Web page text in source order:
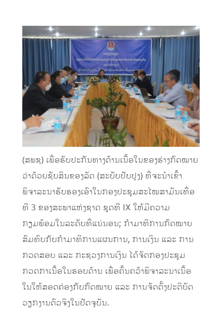
(ສພຊ) ເພື່ອຮັບປະກັນທາງດ້ານເນື້ອໃນຂອງຮ່າງກົດໝາຍ
ວ່າດ້ວຍຊັບສິນຂອງລັດ (ສະບັບປັບປຸງ) ທີ່ຈະນໍາເຂົ້າ
ພິຈາລະນາຮັບຮອງເອົາໃນກອງປະຊຸມສະໄໝສາມັນເທື່ອ
ທີ 3 ຂອງສະພາແຫ່ງຊາດ ຊຸດທີ IX ໃຫ້ມີຄວາມ
ກຽມພ້ອມໃນລະດັບທີ່ແນ່ນອນ; ກໍາມາທິການກົດໝາຍ
ສົມທົບກັບກໍາມາທິການແຜນການ, ການເງິນ ແລະ ການ
ກວດສອບ ແລະ ກະຊວງການເງິນ ​ໄດ້ຈັດກອງປະຊຸມ
ກວດກາເນື້ອໃນຮອບດ້ານ ເພື່ອຄົ້ນຄວ້າພິຈາລະນາເນື້ອ
ໃນໃຫ້ສອດຄ່ອງກັບກົດໝາຍ ແລະ ການຈັດຕັ້ງປະຕິບັດ
ວຽກງານຕົວຈິງໃນປັດຈຸບັນ.